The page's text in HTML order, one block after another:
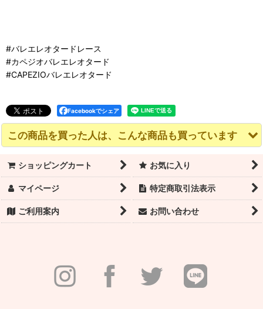
#バレエレオタードレース
#カペジオバレエレオタード
#CAPEZIOバレエレオタード
Facebookでシェア
この商品を買った人は、こんな商品も買っています
限り】｜限定セール
5,940
4,840
(税込)
通常価格
ズ
5,940円
ショッピングカート お気に入り
マイページ 特定商取引法表示
ご利用案内 お問い合わせ